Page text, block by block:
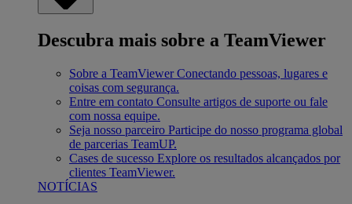
Descubra mais sobre a TeamViewer
Sobre a TeamViewer Conectando pessoas, lugares e
coisas com segurança.
Entre em contato Consulte artigos de suporte ou fale
com nossa equipe.
Seja nosso parceiro Participe do nosso programa global
de parcerias TeamUP.
Cases de sucesso Explore os resultados alcançados por
clientes TeamViewer.
NOTÍCIAS